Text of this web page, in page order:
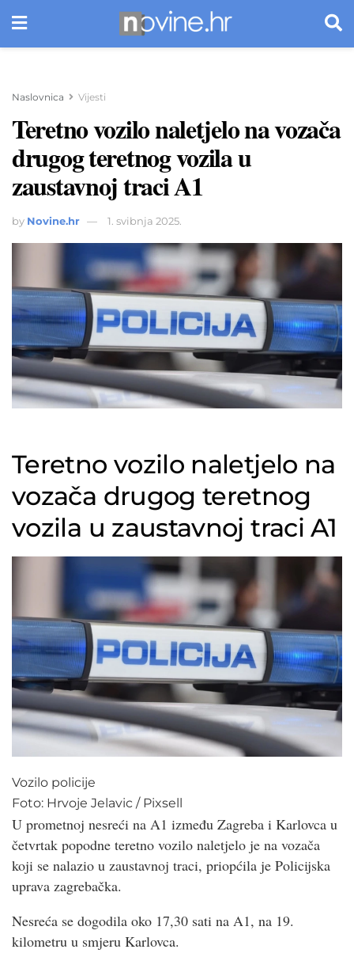
Naslovnica Vijesti
Teretno vozilo naletjelo na vozača
drugog teretnog vozila u
zaustavnoj traci A1
by Novine.hr 1. svibnja 2025.
Teretno vozilo naletjelo na
vozača drugog teretnog
vozila u zaustavnoj traci A1
Vozilo policije
Foto: Hrvoje Jelavic / Pixsell
U prometnoj nesreći na A1 između Zagreba i Karlovca u
četvrtak popodne teretno vozilo naletjelo je na vozača
koji se nalazio u zaustavnoj traci, priopćila je Policijska
uprava zagrebačka.
Nesreća se dogodila oko 17,30 sati na A1, na 19.
kilometru u smjeru Karlovca.